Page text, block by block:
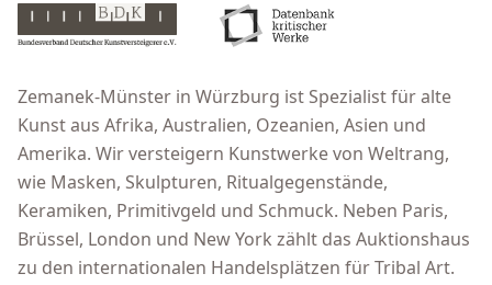
Zemanek-Münster in Würzburg ist Spezialist für alte
Kunst aus Afrika, Australien, Ozeanien, Asien und
Amerika. Wir versteigern Kunstwerke von Weltrang,
wie Masken, Skulpturen, Ritualgegenstände,
Keramiken, Primitivgeld und Schmuck. Neben Paris,
Brüssel, London und New York zählt das Auktionshaus
zu den internationalen Handelsplätzen für Tribal Art.